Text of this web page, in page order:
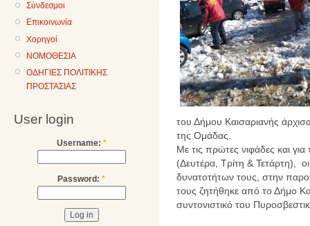
Σύνδεσμοι
Επικοινωνία
Χορηγοί
ΝΟΜΟΘΕΣΙΑ
ΟΔΗΓΙΕΣ ΠΟΛΙΤΙΚΗΣ
ΠΡΟΣΤΑΣΙΑΣ
User login
Username: *
Password: *
του Δήμου Καισαριανής
της Ομάδας.
Με τις πρώτες νιφάδες και
(Δευτέρα, Τρίτη & Τετάρτη),
δυνατοτήτων τους, στην
τους ζητήθηκε από το Δήμο
συντονιστικό του